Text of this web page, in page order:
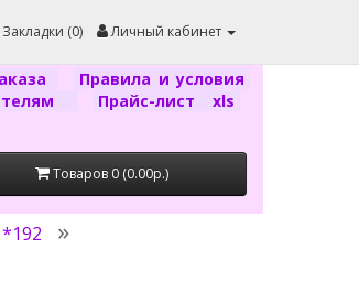
Закладки (0) Личный кабинет
Правила и условия
Прайс-лист xls
Товаров 0 (0.00р.)